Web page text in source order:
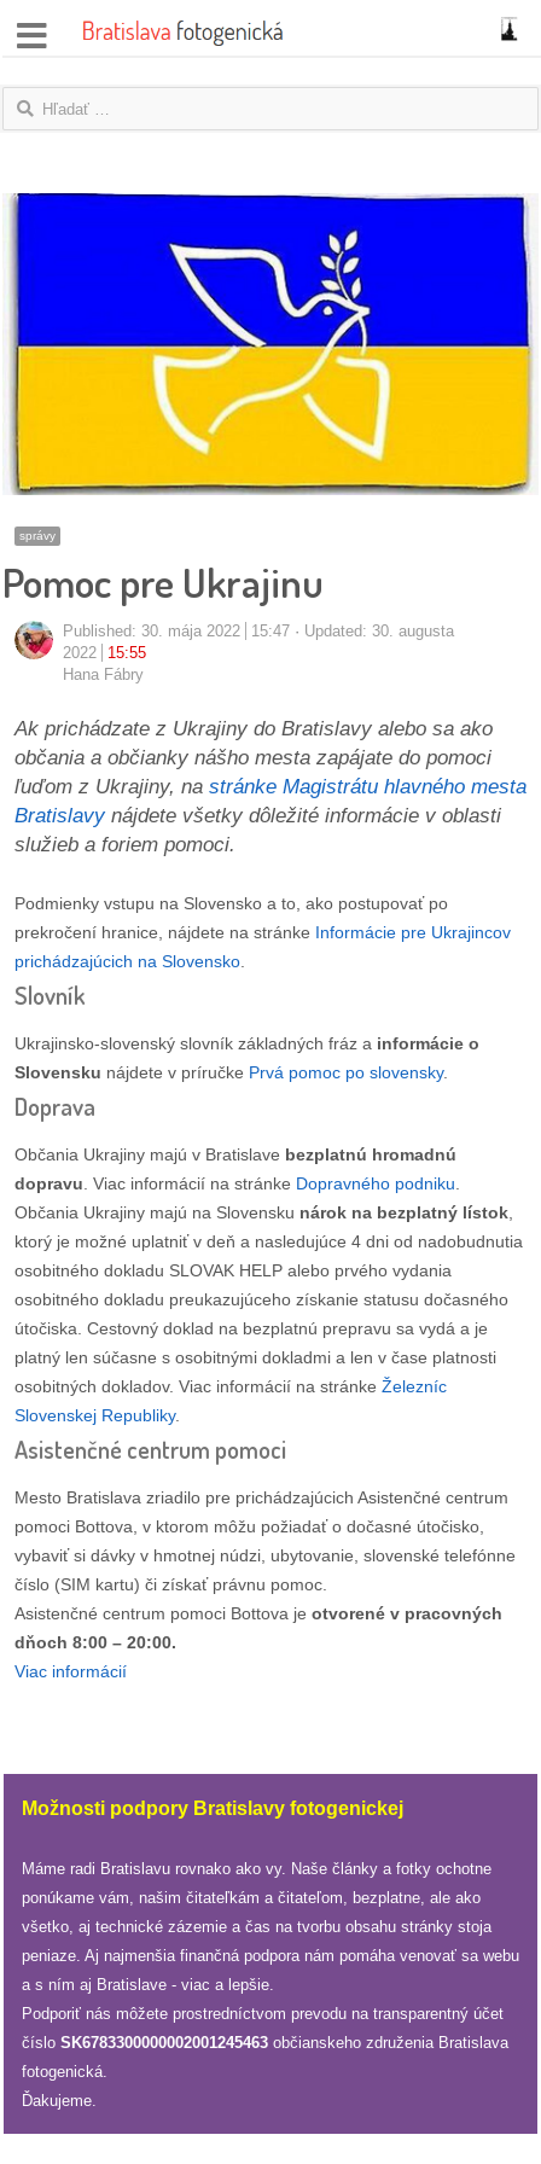
správy
granty
kalendár
mestské
časti
kauzy
konania
stavebné
konania
pripomienkové
konania
prax
práca
odkazy
petície
z
médií
podpora
podporte
nás
podporili
nás
autorské
zázemie
správy
Pomoc pre Ukrajinu
Published: 30. mája 2022 15:47
Updated: 30. augusta
2022
15:55
Hana Fábry
Ak prichádzate z Ukrajiny do Bratislavy alebo sa ako
občania a občianky nášho mesta zapájate do pomoci
ľuďom z Ukrajiny, na stránke Magistrátu hlavného mesta
Bratislavynájdete všetky dôležité informácie v oblasti
služieb a foriem pomoci.
Podmienky vstupu na Slovensko a to, ako postupovať po
prekročení hranice, nájdete na stránke Informácie pre Ukrajincov
prichádzajúcich na Slovensko
Slovník
Ukrajinsko-slovenský slovník základných fráz a informácie o
Slovensku nájdete v príručke Prvá pomoc po slovensky.
Doprava
Občania Ukrajiny majú v Bratislave bezplatnú hromadnú
dopravu . Viac informácií na stránke Dopravného podniku
Občania Ukrajiny majú na Slovensku nárok na bezplatný lístok
ktorý je možné uplatniť v deň a nasledujúce 4 dni od nadobudnutia
osobitného dokladu SLOVAK HELP alebo prvého vydania
osobitného dokladu preukazujúceho získanie statusu dočasného
útočiska. Cestovný doklad na bezplatnú prepravu sa vydá a je
platný len súčasne s osobitnými dokladmi a len v čase platnosti
osobitných dokladov. Viac informácií na stránke Železníc
Slovenskej Republiky.
Asistenčné centrum pomoci
Mesto Bratislava zriadilo pre prichádzajúcich Asistenčné centrum
pomoci Bottova, v ktorom môžu požiadať o dočasné útočisko,
vybaviť si dávky v hmotnej núdzi, ubytovanie, slovenské telefónne
číslo (SIM kartu) či získať právnu pomoc.
Asistenčné centrum pomoci Bottova je otvorené v pracovných
dňoch 8:00 – 20:00.
Viac informácií
Možnosti podpory Bratislavy fotogenickej
Máme radi Bratislavu rovnako ako vy. Naše články a fotky ochotne
ponúkame vám, našim čitateľkám a čitateľom, bezplatne, ale ako
všetko, aj technické zázemie a čas na tvorbu obsahu stránky stoja
peniaze. Aj najmenšia finančná podpora nám pomáha venovať sa webu
a s ním aj Bratislave - viac a lepšie.
Podporiť nás môžete prostredníctvom prevodu na transparentný účet
číslo SK6783300000002001245463 občianskeho združenia Bratislava
fotogenická.
Ďakujeme.